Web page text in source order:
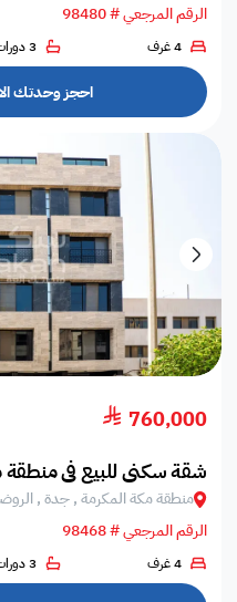
الرقم المرجعي # 98480
4 غرف 3 دورات مياه
احجز وحدتك
760,000
شقة سكني للبيع في
منطقة مكة المكرمة , جدة ,
الرقم المرجعي # 98468
4 غرف 3 دورات مياه